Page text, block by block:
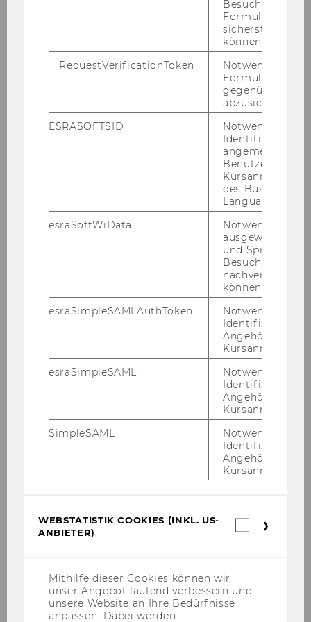
Bloom­berg
ter­legt
Besucher zu
sicherstellen zu
können.
__RequestVerificationToken
Notwendig, um
gegenüber
abzusichern.
ESRASOFTSID
Notwendig zur
Identifizierung
angemeldeten
Benutzers im
des Business
Language
esraSoftWiData
Notwendig um
ausgewählte
und
Besuchers
nachverfolgen
können.
esraSimpleSAMLAuthToken
Notwendig zur
Identifizierung
Angehörige/r für
Kursanmeldung.
esraSimpleSAML
Notwendig zur
Identifizierung
Angehörige/r für
Kursanmeldung.
SimpleSAML
Notwendig zur
Identifizierung
Angehörige/r für
Kursanmeldung.
WEBSTATISTIK COOKIES (INKL. US-
ANBIETER)
Mithilfe dieser Cookies können wir
unser Angebot laufend verbessern und
unsere Website an Ihre Bedürfnisse
anpassen. Dabei werden